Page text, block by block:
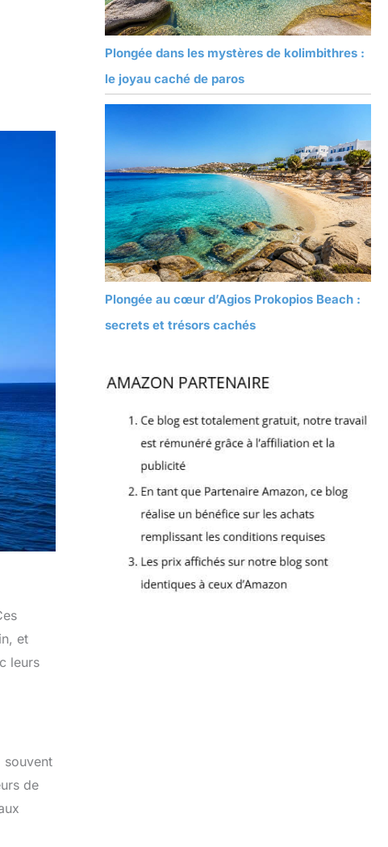
et
leurs
souvent
de
Plongée dans les mystères de kolimbithres :
le joyau caché de paros
Plongée au cœur d’Agios Prokopios Beach :
secrets et trésors cachés